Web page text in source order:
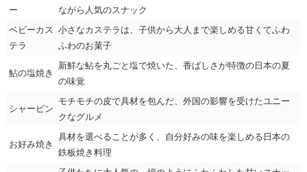
ー
ながら人気のスナック
ベビーカス
テラ
小さなカステラは、子供から大人まで楽しめる甘くてふわ
ふわのお菓子
鮎の塩焼き
新鮮な鮎を丸ごと塩で焼いた、香ばしさが特徴の日本の夏
の味覚
シャーピン
モチモチの皮で具材を包んだ、外国の影響を受けたユニー
クなグルメ
お好み焼き
具材を選べることが多く、自分好みの味を楽しめる日本の
鉄板焼き料理